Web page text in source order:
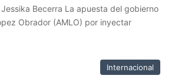
Becerra La apuesta del gobierno
Obrador (AMLO) por inyectar
Internacional